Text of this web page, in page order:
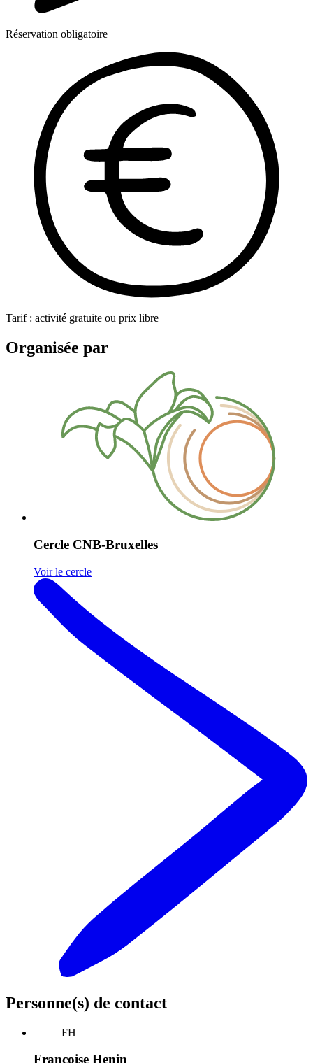
Réservation obligatoire
Tarif : activité gratuite ou prix libre
Organisée par
Cercle CNB-Bruxelles
Voir le cercle
Personne(s) de contact
FH
Françoise Henin